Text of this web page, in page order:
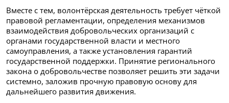
Вместе с тем, волонтёрская деятельность требует чёткой
правовой регламентации, определения механизмов
взаимодействия добровольческих организаций с
органами государственной власти и местного
самоуправления, а также установления гарантий
государственной поддержки. Принятие регионального
закона о добровольчестве позволяет решить эти задачи
системно, заложив прочную правовую основу для
дальнейшего развития движения.